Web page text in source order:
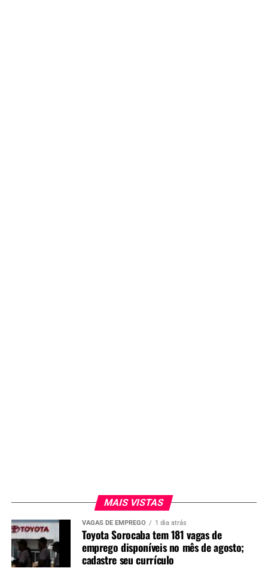
MAIS VISTAS
VAGAS DE EMPREGO 1 dia atrás
Toyota Sorocaba tem 181 vagas de
emprego disponíveis no mês de agosto;
cadastre seu currículo